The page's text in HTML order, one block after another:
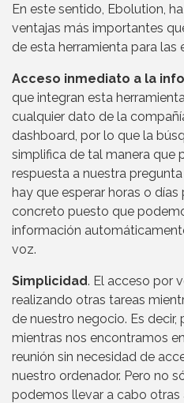
En este sentido, Ebolution,
ventajas más importantes
de esta herramienta para las
Acceso inmediato a la
que integran esta
cualquier dato de la
dashboard, por lo que la
simplifica de tal manera que
respuesta a nuestra
hay que esperar horas o
concreto puesto que
información
voz.
Simplicidad. El acceso por
realizando otras tareas
de nuestro negocio. Es
mientras nos encontramos
reunión sin necesidad de
nuestro ordenador. Pero no
podemos llevar a cabo